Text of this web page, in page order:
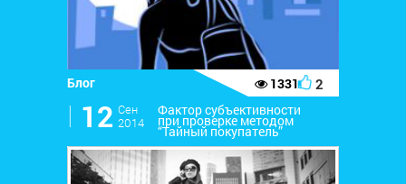
Блог 1331 2
l 12 Сен
2014
Фактор субъективности
при проверке методом
“Тайный покупатель”